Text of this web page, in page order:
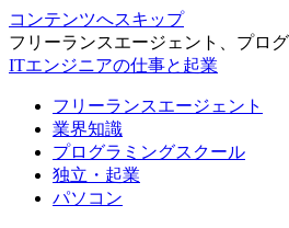
コンテンツへスキップ
フリーランスエージェント、プロ
ITエンジニアの仕事と起業
フリーランスエージェント
業界知識
プログラミングスクール
独立・起業
パソコン